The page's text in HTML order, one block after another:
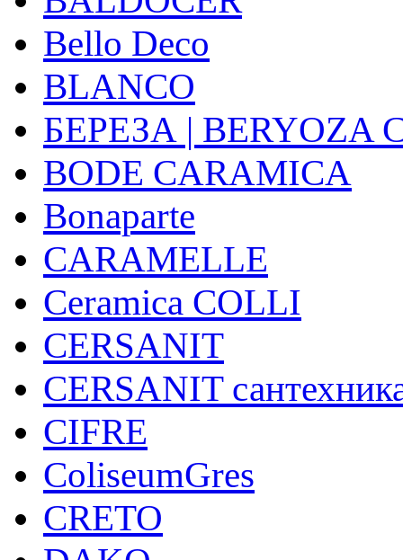
Bello Deco
BLANCO
БЕРЕЗА | BERYOZA
BODE CARAMICA
Bonaparte
CARAMELLE
Ceramica COLLI
CERSANIT
CERSANIT
CIFRE
ColiseumGres
CRETO